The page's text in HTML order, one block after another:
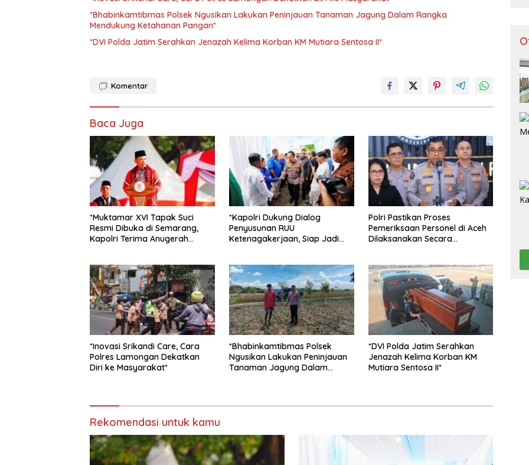
*Bhabinkamtibmas Polsek Ngusikan Lakukan Peninjauan Tanaman Jagung Dalam Rangka
Mendukung Ketahanan Pangan*
*DVI Polda Jatim Serahkan Jenazah Kelima Korban KM Mutiara Sentosa II*
Komentar
Baca Juga
*Muktamar XVI Tapak Suci
Resmi Dibuka di Semarang,
Kapolri Terima Anugerah
*Kapolri Dukung Dialog
Penyusunan RUU
Ketenagakerjaan, Siap Jadi
Polri Pastikan Proses
Pemeriksaan Personel di Aceh
Dilaksanakan Secara
*Inovasi Srikandi Care, Cara
Polres Lamongan Dekatkan
Diri ke Masyarakat*
*Bhabinkamtibmas Polsek
Ngusikan Lakukan Peninjauan
Tanaman Jagung Dalam
*DVI Polda Jatim Serahkan
Jenazah Kelima Korban KM
Mutiara Sentosa II*
Rekomendasi untuk kamu